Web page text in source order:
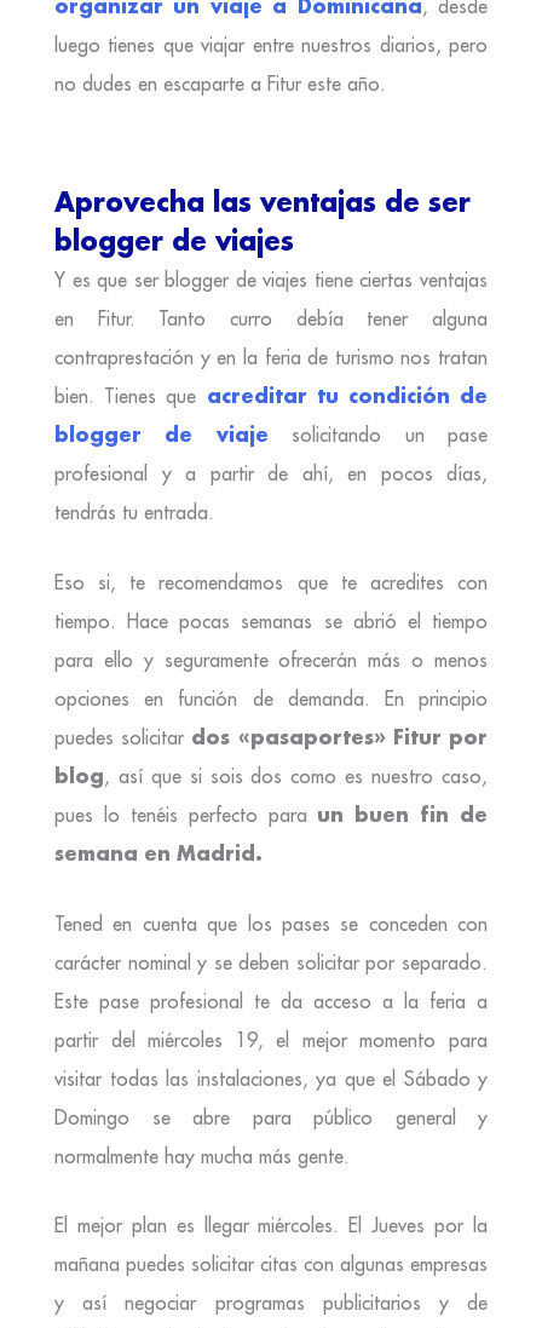
organizar un viaje a Dominicana, desde
luego tienes que viajar entre nuestros diarios, pero
no dudes en escaparte a Fitur este año.
Aprovecha las ventajas de ser
blogger de viajes
Y es que ser blogger de viajes tiene ciertas ventajas
en Fitur. Tanto curro debía tener alguna
contraprestación y en la feria de turismo nos tratan
bien. Tienes que acreditar tu condición de
blogger de viaje solicitando un pase
profesional y a partir de ahí, en pocos días,
tendrás tu entrada.
Eso si, te recomendamos que te acredites con
tiempo. Hace pocas semanas se abrió el tiempo
para ello y seguramente ofrecerán más o menos
opciones en función de demanda. En principio
puedes solicitar dos «pasaportes» Fitur por
blog, así que si sois dos como es nuestro caso,
pues lo tenéis perfecto para un buen fin de
semana en Madrid.
Tened en cuenta que los pases se conceden con
carácter nominal y se deben solicitar por separado.
Este pase profesional te da acceso a la feria a
partir del miércoles 19, el mejor momento para
visitar todas las instalaciones, ya que el Sábado y
Domingo se abre para público general y
normalmente hay mucha más gente.
El mejor plan es llegar miércoles. El Jueves por la
mañana puedes solicitar citas con algunas empresas
y así negociar programas publicitarios y de